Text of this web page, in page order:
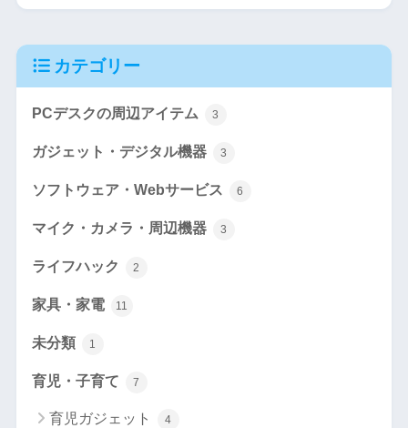
カテゴリー
PCデスクの周辺アイテム 3
ガジェット・デジタル機器 3
ソフトウェア・Webサービス 6
マイク・カメラ・周辺機器 3
ライフハック 2
家具・家電 11
未分類 1
育児・子育て 7
育児ガジェット 4